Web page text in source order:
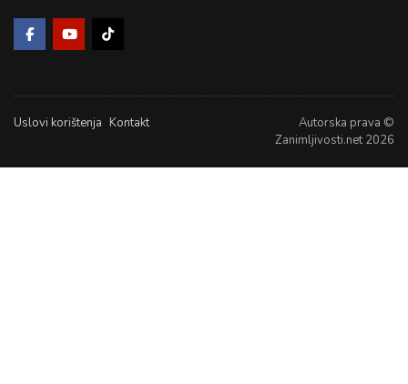
Uslovi korištenja Kontakt
Autorska prava ©
Zanimljivosti.net 2026